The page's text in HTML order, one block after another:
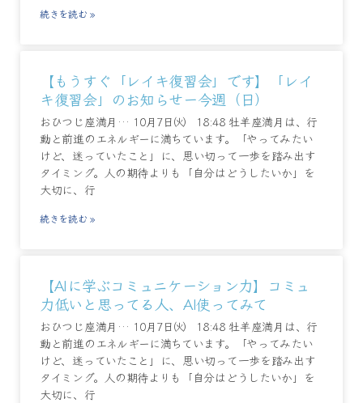
続きを読む »
【もうすぐ「レイキ復習会」です】「レイ
キ復習会」のお知らせー今週（日）
おひつじ座満月… 10月7日㈫ 18:48 牡羊座満月は、行
動と前進のエネルギーに満ちています。「やってみたい
けど、迷っていたこと」に、思い切って一歩を踏み出す
タイミング。人の期待よりも「自分はどうしたいか」を
大切に、行
続きを読む »
【AIに学ぶコミュニケーション力】コミュ
力低いと思ってる人、AI使ってみて
おひつじ座満月… 10月7日㈫ 18:48 牡羊座満月は、行
動と前進のエネルギーに満ちています。「やってみたい
けど、迷っていたこと」に、思い切って一歩を踏み出す
タイミング。人の期待よりも「自分はどうしたいか」を
大切に、行